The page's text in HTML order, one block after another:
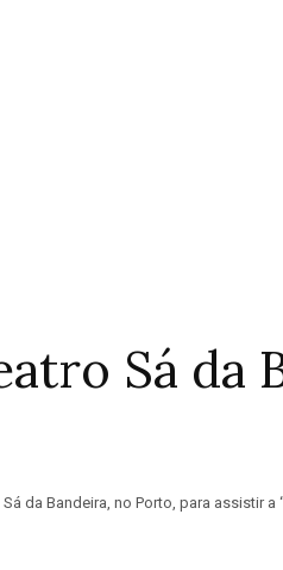
Sá da
da Bandeira, no Porto, para assistir a